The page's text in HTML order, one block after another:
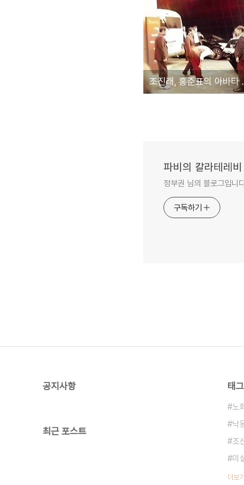
조진래
파비의 칼라테레비
정부권 님의 블로그입니
구독하기
공지사항
최근 포스트
태그
노
낙
조
미
더보기